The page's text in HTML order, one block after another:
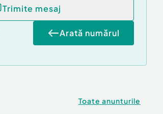
Trimite mesaj
Arată numărul
Toate anunturile